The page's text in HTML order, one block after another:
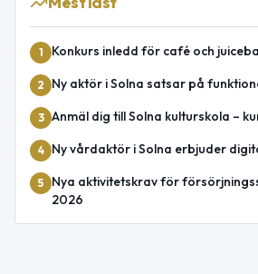
1 Konkurs inledd för café och
2 Ny aktör i Solna satsar på
3 Anmäl dig till Solna kulturskola –
4 Ny vårdaktör i Solna erbjuder
5
Nya aktivitetskrav för
2026